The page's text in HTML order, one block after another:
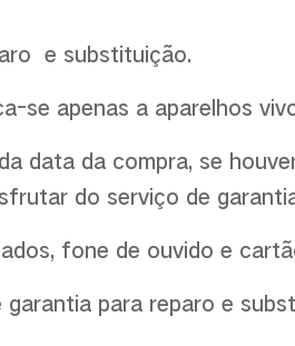
Y16 novo
e substituição.
se apenas a aparelhos
data da compra, se
do serviço de
fone de ouvido e
para reparo e